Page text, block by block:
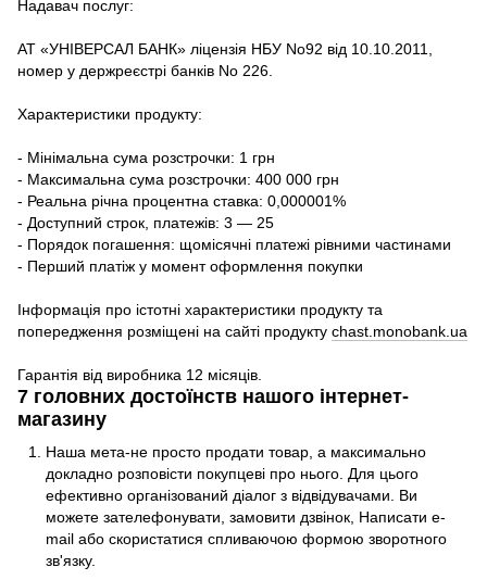
Надавач послуг:
АТ «УНІВЕРСАЛ БАНК» ліцензія НБУ No92 від 10.10.2011,
номер у держреєстрі банків No 226.
Характеристики продукту:
- Мінімальна сума розстрочки: 1 грн
- Максимальна сума розстрочки: 400 000 грн
- Реальна річна процентна ставка: 0,000001%
- Доступний строк, платежів: 3 — 25
- Порядок погашення: щомісячні платежі рівними частинами
- Перший платіж у момент оформлення покупки
Інформація про істотні характеристики продукту та
попередження розміщені на сайті продукту chast.monobank.ua
Гарантія від виробника 12 місяців.
7 головних достоїнств нашого інтернет-
магазину
Наша мета-не просто продати товар, а максимально
докладно розповісти покупцеві про нього. Для цього
ефективно організований діалог з відвідувачами. Ви
можете зателефонувати, замовити дзвінок, Написати e-
mail або скористатися спливаючою формою зворотного
зв'язку.